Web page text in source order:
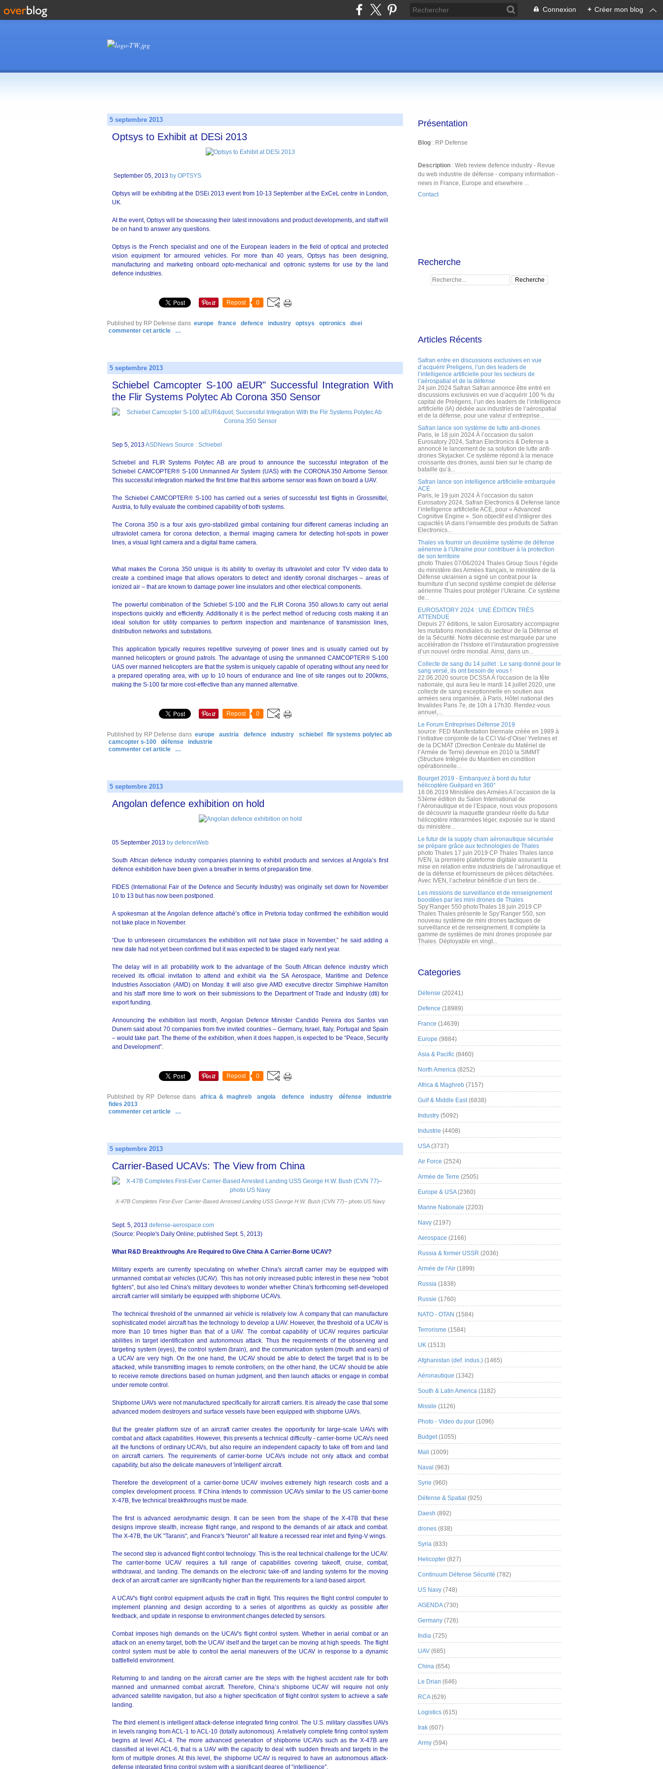
Connexion + Créer mon blog
5 septembre 2013
Optsys to Exhibit at DESi 2013
September 05, 2013 by OPTSYS
Optsys will be exhibiting at the DSEi 2013 event from 10-13 September at the ExCeL centre in London,
UK.
At the event, Optsys will be showcasing their latest innovations and product developments, and staff will
be on hand to answer any questions.
Optsys is the French specialist and one of the European leaders in the field of optical and protected
vision equipment for armoured vehicles. For more than 40 years, Optsys has been designing,
manufacturing and marketing onboard opto-mechanical and optronic systems for use by the land
defence industries.
Repost 0
Published by RP Defense dans europe france defence industry optsys optronics
dsei
commenter cet article
…
5 septembre 2013
Schiebel Camcopter S-100 aEUR" Successful Integration With
the Flir Systems Polytec Ab Corona 350 Sensor
Sep 5, 2013 ASDNews Source : Schiebel
Schiebel and FLIR Systems Polytec AB are proud to announce the successful integration of the
Schiebel CAMCOPTER® S-100 Unmanned Air System (UAS) with the CORONA 350 Airborne Sensor.
This successful integration marked the first time that this airborne sensor was flown on board a UAV.
The Schiebel CAMCOPTER® S-100 has carried out a series of successful test flights in Grossmittel,
Austria, to fully evaluate the combined capability of both systems.
The Corona 350 is a four axis gyro-stabilized gimbal containing four different cameras including an
ultraviolet camera for corona detection, a thermal imaging camera for detecting hot-spots in power
lines, a visual light camera and a digital frame camera.
What makes the Corona 350 unique is its ability to overlay its ultraviolet and color TV video data to
create a combined image that allows operators to detect and identify coronal discharges – areas of
ionized air – that are known to damage power line insulators and other electrical components.
The powerful combination of the Schiebel S-100 and the FLIR Corona 350 allows.to carry out aerial
inspections quickly and efficiently. Additionally it is the perfect method of reducing costs making it an
ideal solution for utility companies to perform inspection and maintenance of transmission lines,
distribution networks and substations.
This application typically requires repetitive surveying of power lines and is usually carried out by
manned helicopters or ground patrols. The advantage of using the unmanned CAMCOPTER® S-100
UAS over manned helicopters are that the system is uniquely capable of operating without any need for
a prepared operating area, with up to 10 hours of endurance and line of site ranges out to 200kms,
making the S-100 far more cost-effective than any manned alternative.
Repost 0
Published by RP Defense dans europe austria defence industry schiebel
flir systems polytec ab
camcopter s-100
défense
industrie
commenter cet article
…
5 septembre 2013
Angolan defence exhibition on hold
05 September 2013 by defenceWeb
South African defence industry companies planning to exhibit products and services at Angola’s first
defence exhibition have been given a breather in terms of preparation time.
FIDES (International Fair of the Defence and Security Industry) was originally set down for November
10 to 13 but has now been postponed.
A spokesman at the Angolan defence attaché’s office in Pretoria today confirmed the exhibition would
not take place in November.
“Due to unforeseen circumstances the exhibition will not take place in November,” he said adding a
new date had not yet been confirmed but it was expected to be staged early next year.
The delay will in all probability work to the advantage of the South African defence industry which
received its official invitation to attend and exhibit via the SA Aerospace, Maritime and Defence
Industries Association (AMD) on Monday. It will also give AMD executive director Simphiwe Hamilton
and his staff more time to work on their submissions to the Department of Trade and Industry (dti) for
export funding.
Announcing the exhibition last month, Angolan Defence Minister Candido Pereira dos Santos van
Dunem said about 70 companies from five invited countries – Germany, Israel, Italy, Portugal and Spain
– would take part. The theme of the exhibition, when it does happen, is expected to be “Peace, Security
and Development”.
Repost 0
Published by RP Defense dans africa & maghreb angola defence industry défense
industrie
fides 2013
commenter cet article
…
5 septembre 2013
Carrier-Based UCAVs: The View from China
X-47B Completes First-Ever Carrier-Based Arrested Landing USS George H.W. Bush (CVN 77)– photo US Navy
Sept. 5, 2013 defense-aerospace.com
(Source: People's Daily Online; published Sept. 5, 2013)
What R&D Breakthroughs Are Required to Give China A Carrier-Borne UCAV?
Military experts are currently speculating on whether China's aircraft carrier may be equipped with
unmanned combat air vehicles (UCAV). This has not only increased public interest in these new "robot
fighters", but also led China's military devotees to wonder whether China's forthcoming self-developed
aircraft carrier will similarly be equipped with shipborne UCAVs.
The technical threshold of the unmanned air vehicle is relatively low. A company that can manufacture
sophisticated model aircraft has the technology to develop a UAV. However, the threshold of a UCAV is
more than 10 times higher than that of a UAV. The combat capability of UCAV requires particular
abilities in target identification and autonomous attack. Thus the requirements of the observing and
targeting system (eyes), the control system (brain), and the communication system (mouth and ears) of
a UCAV are very high. On the one hand, the UCAV should be able to detect the target that is to be
attacked, while transmitting images to remote controllers; on the other hand, the UCAV should be able
to receive remote directions based on human judgment, and then launch attacks or engage in combat
under remote control.
Shipborne UAVs were not manufactured specifically for aircraft carriers. It is already the case that some
advanced modern destroyers and surface vessels have been equipped with shipborne UAVs.
But the greater platform size of an aircraft carrier creates the opportunity for large-scale UAVs with
combat and attack capabilities. However, this presents a technical difficulty - carrier-borne UCAVs need
all the functions of ordinary UCAVs, but also require an independent capacity to take off from and land
on aircraft carriers. The requirements of carrier-borne UCAVs include not only attack and combat
capability, but also the delicate maneuvers of 'intelligent' aircraft.
Therefore the development of a carrier-borne UCAV involves extremely high research costs and a
complex development process. If China intends to commission UCAVs similar to the US carrier-borne
X-47B, five technical breakthroughs must be made.
The first is advanced aerodynamic design. It can be seen from the shape of the X-47B that these
designs improve stealth, increase flight range, and respond to the demands of air attack and combat.
The X-47B, the UK "Taranis", and France's "Neuron" all feature a recessed rear inlet and flying-V wings.
The second step is advanced flight control technology. This is the real technical challenge for the UCAV.
The carrier-borne UCAV requires a full range of capabilities covering takeoff, cruise, combat,
withdrawal, and landing. The demands on the electronic take-off and landing systems for the moving
deck of an aircraft carrier are significantly higher than the requirements for a land-based airport.
A UCAV's flight control equipment adjusts the craft in flight. This requires the flight control computer to
implement planning and design according to a series of algorithms as quickly as possible after
feedback, and update in response to environment changes detected by sensors.
Combat imposes high demands on the UCAV's flight control system. Whether in aerial combat or an
attack on an enemy target, both the UCAV itself and the target can be moving at high speeds. The flight
control system must be able to control the aerial maneuvers of the UCAV in response to a dynamic
battlefield environment.
Returning to and landing on the aircraft carrier are the steps with the highest accident rate for both
manned and unmanned combat aircraft. Therefore, China’s shipborne UCAV will require not only
advanced satellite navigation, but also a higher specification of flight control system to achieve a safe
landing.
The third element is intelligent attack-defense integrated firing control. The U.S. military classifies UAVs
in levels ranging from ACL-1 to ACL-10 (totally autonomous). A relatively complete firing control system
begins at level ACL-4. The more advanced generation of shipborne UCAVs such as the X-47B are
classified at level ACL-6, that is a UAV with the capacity to deal with sudden threats and targets in the
form of multiple drones. At this level, the shipborne UCAV is required to have an autonomous attack-
defense integrated firing control system with a significant degree of “intelligence”.
Présentation
Blog : RP Defense
Description : Web review defence industry - Revue
du web industrie de défense - company information -
news in France, Europe and elsewhere ...
Contact
Recherche
Articles Récents
Safran entre en discussions exclusives en vue
d’acquérir Preligens, l’un des leaders de
l’intelligence artificielle pour les secteurs de
l’aérospatial et de la défense
24 juin 2024 Safran Safran annonce être entré en
discussions exclusives en vue d’acquérir 100 % du
capital de Preligens, l’un des leaders de l’intelligence
artificielle (IA) dédiée aux industries de l’aérospatial
et de la défense, pour une valeur d’entreprise...
Safran lance son système de lutte anti-drones
Paris, le 18 juin 2024 À l’occasion du salon
Eurosatory 2024, Safran Electronics & Defense a
annoncé le lancement de sa solution de lutte anti-
drones Skyjacker. Ce système répond à la menace
croissante des drones, aussi bien sur le champ de
bataille qu’à...
Safran lance son intelligence artificielle embarquée
ACE
Paris, le 19 juin 2024 À l’occasion du salon
Eurosatory 2024, Safran Electronics & Defense lance
l’intelligence artificielle ACE, pour « Advanced
Cognitive Engine ». Son objectif est d’intégrer des
capacités IA dans l’ensemble des produits de Safran
Electronics...
Thales va fournir un deuxième système de défense
aérienne à l’Ukraine pour contribuer à la protection
de son territoire
photo Thales 07/06/2024 Thales Group Sous l’égide
du ministère des Armées français, le ministère de la
Défense ukrainien a signé un contrat pour la
fourniture d’un second système complet de défense
aérienne Thales pour protéger l’Ukraine. Ce système
de...
EUROSATORY 2024 : UNE ÉDITION TRÈS
ATTENDUE
Depuis 27 éditions, le salon Eurosatory accompagne
les mutations mondiales du secteur de la Défense et
de la Sécurité. Notre décennie est marquée par une
accélération de l’histoire et l’instauration progressive
d’un nouvel ordre mondial. Ainsi, dans un...
Collecte de sang du 14 juillet : Le sang donné pour le
sang versé, ils ont besoin de vous !
22.06.2020 source DCSSA À l'occasion de la fête
nationale, qui aura lieu le mardi 14 juillet 2020, une
collecte de sang exceptionnelle en soutien aux
armées sera organisée, à Paris, Hôtel national des
Invalides Paris 7e, de 10h à 17h30. Rendez-vous
annuel,...
Le Forum Entreprises Défense 2019
source: FED Manifestation biennale créée en 1989 à
l’initiative conjointe de la CCI Val-d’Oise/ Yvelines et
de la DCMAT (Direction Centrale du Matériel de
l’Armée de Terre) devenue en 2010 la SIMMT
(Structure Intégrée du Maintien en condition
opérationnelle...
Bourget 2019 - Embarquez à bord du futur
hélicoptère Guépard en 360°
18.06.2019 Ministère des Armées A l’occasion de la
53ème édition du Salon International de
l’Aéronautique et de l’Espace, nous vous proposons
de découvrir la maquette grandeur réelle du futur
hélicoptère interarmées léger, exposée sur le stand
du ministère...
Le futur de la supply chain aéronautique sécurisée
se prépare grâce aux technologies de Thales
photo Thales 17 juin 2019 CP Thales Thales lance
IVEN, la première plateforme digitale assurant la
mise en relation entre industriels de l’aéronautique et
de la défense et fournisseurs de pièces détachées.
Avec IVEN, l’acheteur bénéficie d’un tiers de...
Les missions de surveillance et de renseignement
boostées par les mini drones de Thales
Spy’Ranger 550 photoThales 18 juin 2019 CP
Thales Thales présente le Spy’Ranger 550, son
nouveau système de mini drones tactiques de
surveillance et de renseignement. Il complète la
gamme de systèmes de mini drones proposée par
Thales. Déployable en vingt...
Categories
Défense (20241)
Defence (18989)
France (14639)
Europe (9884)
Asia & Pacific (8460)
North America (8252)
Africa & Maghreb (7157)
Gulf & Middle East(6838)
Industry (5092)
Industrie (4408)
USA(3737)
Air Force (2524)
Armée de Terre (2505)
Europe & USA(2360)
Marine Nationale (2203)
Navy (2197)
Aerospace (2166)
Russia & former USSR (2036)
Armée de l'Air (1899)
Russia (1838)
Russie (1760)
NATO - OTAN (1584)
Terrorisme (1584)
UK (1513)
Afghanistan (def. indus.) (1465)
Aéronautique (1342)
South & Latin America (1182)
Missile (1126)
Photo - Video du jour (1096)
Budget(1055)
Mali (1009)
Naval (963)
Syrie (960)
Défense & Spatial (925)
Daesh (892)
drones (838)
Syria (833)
Helicopter (827)
Continuum Défense Sécurité (782)
US Navy (748)
AGENDA(730)
Germany (726)
India (725)
UAV (685)
China (654)
Le Drian (646)
RCA(629)
Logistics (615)
Irak (607)
Army (594)